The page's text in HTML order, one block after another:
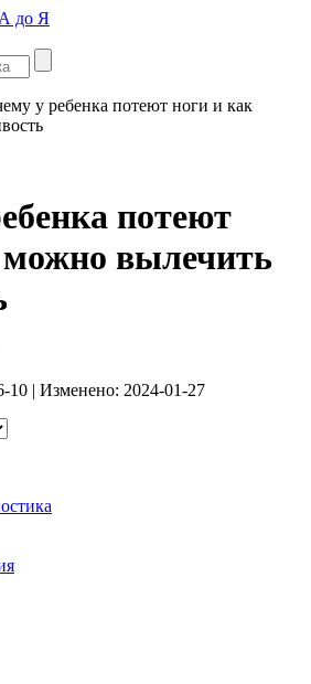
А до Я
у ребенка потеют ноги и как
потеют
вылечить
10 | Изменено: 2024-01-27